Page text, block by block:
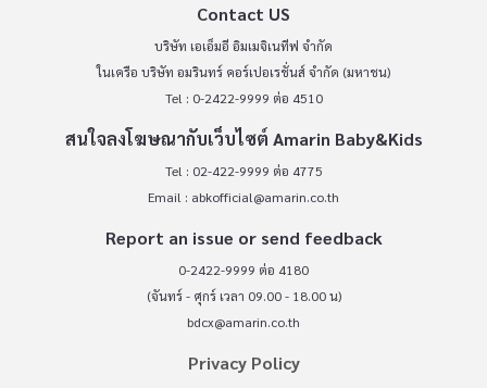
Contact US
บริษัท เอเอ็มอี อิมเมจิเนทีฟ จำกัด
ในเครือ บริษัท อมรินทร์ คอร์เปอเรชั่นส์ จำกัด (มหาชน)
Tel : 0-2422-9999 ต่อ 4510
สนใจลงโฆษณากับเว็บไซต์ Amarin Baby&Kids
Tel : 02-422-9999 ต่อ 4775
Email : abkofficial@amarin.co.th
Report an issue or send feedback
0-2422-9999 ต่อ 4180
(จันทร์ - ศุกร์ เวลา 09.00 - 18.00 น)
bdcx@amarin.co.th
Privacy Policy